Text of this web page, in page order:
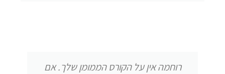
רוחמה אין על הקורס הממומן שלך. אם